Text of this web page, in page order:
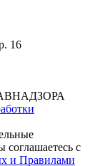
16
с
и Правилами